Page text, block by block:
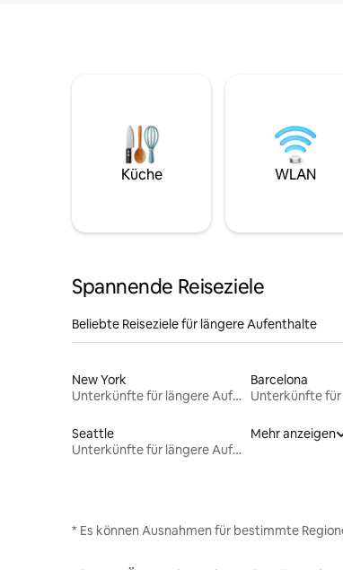
Küche WLAN
Spannende Reiseziele
Beliebte Reiseziele für längere Aufenthalte
New York
Unterkünfte für längere Aufenthalte
Barcelona
Seattle
Unterkünfte für längere Aufenthalte
Mehr anzeigen
* Es können Ausnahmen für bestimmte